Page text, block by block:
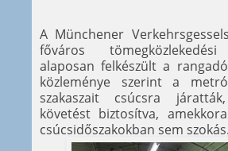
A Münchener
főváros tömegközlekedési
alaposan felkészült a
közleménye szerint a
szakaszait csúcsra
követést biztosítva,
csúcsidőszakokban sem szokás.